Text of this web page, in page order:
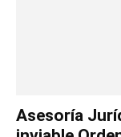
Asesoría